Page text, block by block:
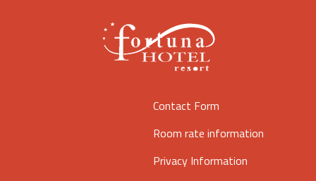
Contact Form
Room rate information
Privacy Information